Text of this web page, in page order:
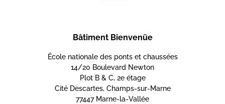
Bâtiment Bienvenüe
École nationale des ponts et chaussées
14/20 Boulevard Newton
Plot B & C, 2e étage
Cité Descartes, Champs-sur-Marne
77447 Marne-la-Vallée